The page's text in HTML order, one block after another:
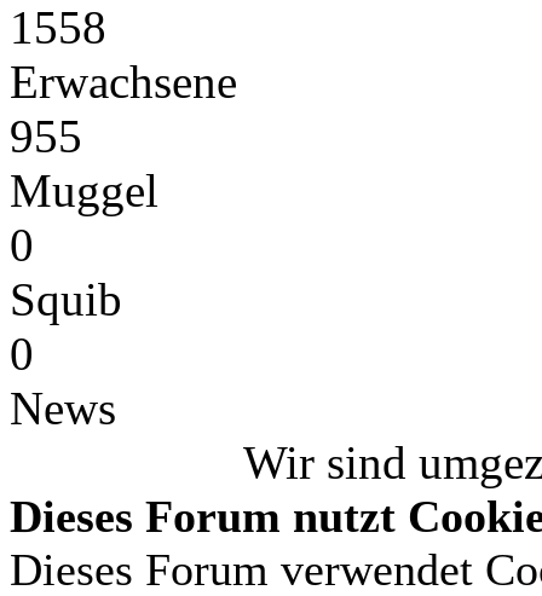
1558
Erwachsene
955
Muggel
0
Squib
0
News
Wir sind
Dieses Forum nutzt
Dieses Forum verwendet